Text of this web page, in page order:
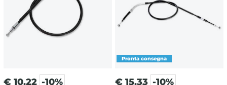
€ 10.22 -10% € 15.33 -10%